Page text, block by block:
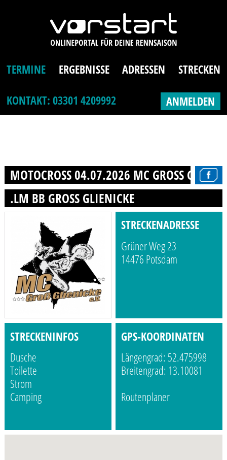
TERMINE ERGEBNISSE ADRESSEN
STRECKEN
KONTAKT: 03301 4209992
ANMELDEN
MOTOCROSS 04.07.2026 MC GROSS
.LM BB GROSS GLIENICKE
STRECKENADRESSE
Grüner Weg 23
14476 Potsdam
STRECKENINFOS
Dusche
Toilette
Strom
Camping
GPS-KOORDINATEN
Längengrad: 52.475998
Breitengrad: 13.10081
Routenplaner